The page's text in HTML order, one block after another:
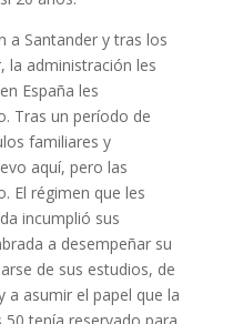
a Santander y tras los
la administración les
España les
Tras un período de
familiares y
aquí, pero las
El régimen que les
incumplió sus
a desempeñar su
de sus estudios, de
a asumir el papel que la
tenía reservado para